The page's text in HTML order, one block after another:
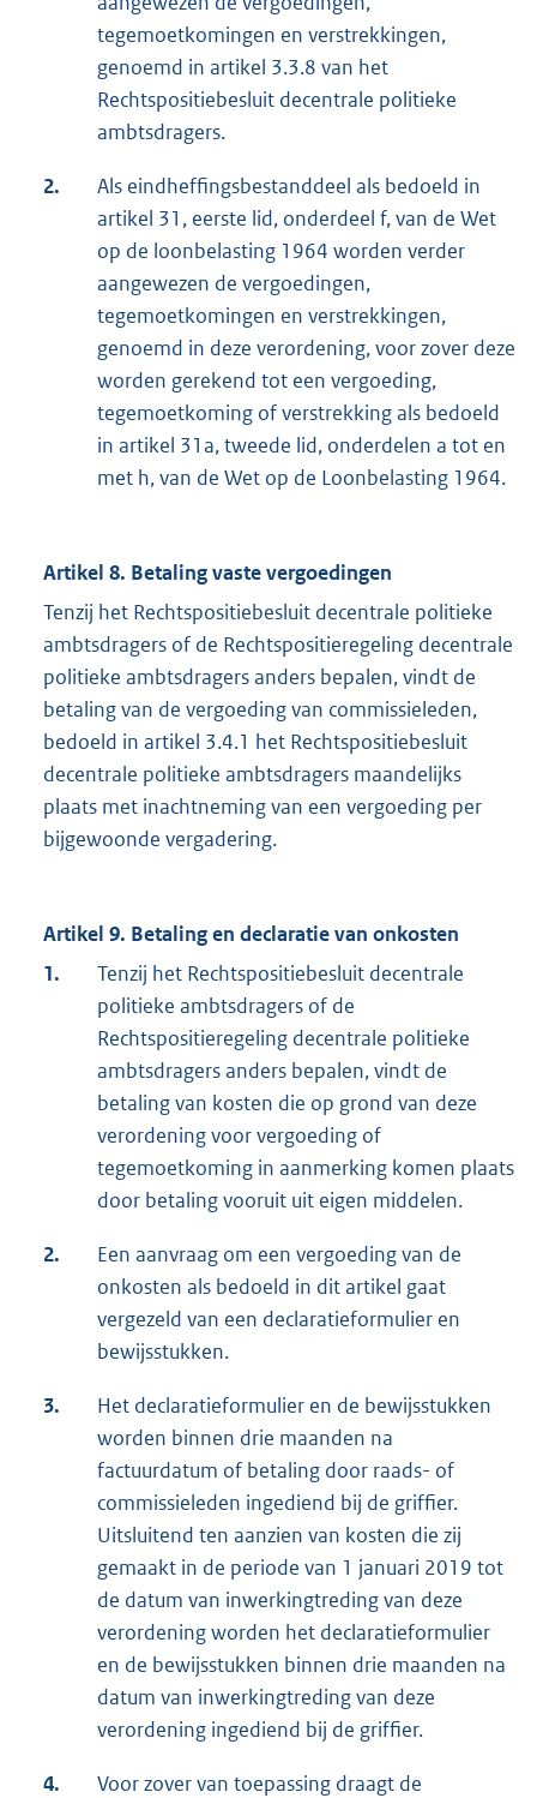
tegemoetkomingen en verstrekkingen,
genoemd in artikel 3.3.8 van het
Rechtspositiebesluit decentrale politieke
ambtsdragers.
2.
Als eindheffingsbestanddeel als bedoeld in
artikel 31, eerste lid, onderdeel f, van de Wet
op de loonbelasting 1964 worden verder
aangewezen de vergoedingen,
tegemoetkomingen en verstrekkingen,
genoemd in deze verordening, voor zover deze
worden gerekend tot een vergoeding,
tegemoetkoming of verstrekking als bedoeld
in artikel 31a, tweede lid, onderdelen a tot en
met h, van de Wet op de Loonbelasting 1964.
Artikel 8. Betaling vaste vergoedingen
Tenzij het Rechtspositiebesluit decentrale politieke
ambtsdragers of de Rechtspositieregeling decentrale
politieke ambtsdragers anders bepalen, vindt de
betaling van de vergoeding van commissieleden,
bedoeld in artikel 3.4.1 het Rechtspositiebesluit
decentrale politieke ambtsdragers maandelijks
plaats met inachtneming van een vergoeding per
bijgewoonde vergadering.
Artikel 9. Betaling en declaratie van onkosten
1.
Tenzij het Rechtspositiebesluit decentrale
politieke ambtsdragers of de
Rechtspositieregeling decentrale politieke
ambtsdragers anders bepalen, vindt de
betaling van kosten die op grond van deze
verordening voor vergoeding of
tegemoetkoming in aanmerking komen plaats
door betaling vooruit uit eigen middelen.
2.
Een aanvraag om een vergoeding van de
onkosten als bedoeld in dit artikel gaat
vergezeld van een declaratieformulier en
bewijsstukken.
3.
Het declaratieformulier en de bewijsstukken
worden binnen drie maanden na
factuurdatum of betaling door raads- of
commissieleden ingediend bij de griffier.
Uitsluitend ten aanzien van kosten die zij
gemaakt in de periode van 1 januari 2019 tot
de datum van inwerkingtreding van deze
verordening worden het declaratieformulier
en de bewijsstukken binnen drie maanden na
datum van inwerkingtreding van deze
verordening ingediend bij de griffier.
4.
Voor zover van toepassing draagt de